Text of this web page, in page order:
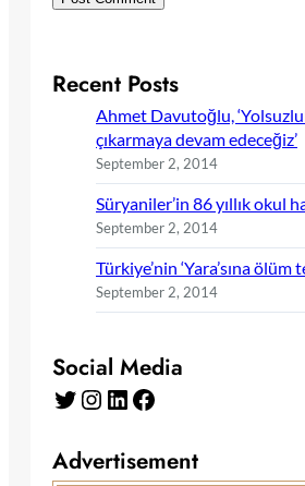
Recent Posts
Ahmet Davutoğlu,
çıkarmaya devam edeceğiz’
September 2, 2014
Süryaniler’in 86 yıllık okul
September 2, 2014
Türkiye’nin ‘Yara’sına ölüm
September 2, 2014
Social Media
Twitter Instagram LinkedIn Facebook
Advertisement